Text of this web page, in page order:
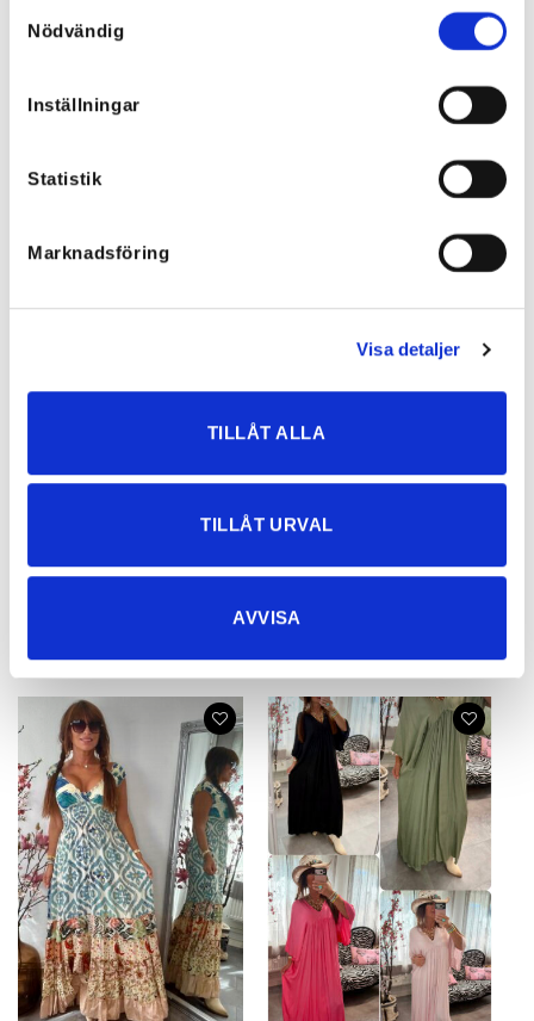
Nödvändig
Inställningar
Statistik
Marknadsföring
Visa detaljer
TILLÅT ALLA
TILLÅT URVAL
AVVISA
Camilla
Crissy-kjole Liss